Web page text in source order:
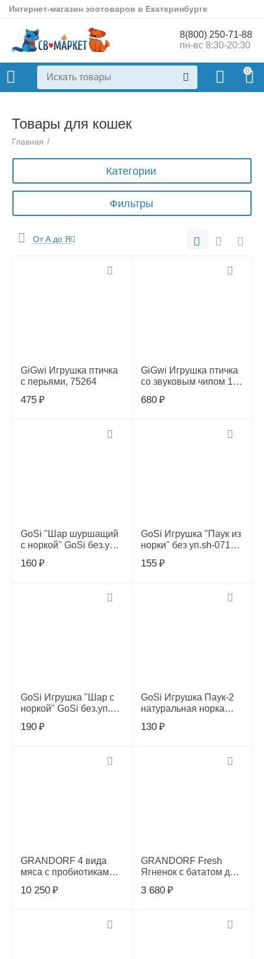
Интернет-магазин зоотоваров в Екатеринбурге
8(800) 250-71-88
пн-вс 8:30-20:30
0
Товары для кошек
Главная /
Категории
Фильтры
От А до Я
GiGwi Игрушка птичка
с перьями, 75264
475 ₽
GiGwi Игрушка птичка
со звуковым чипом 12
680 ₽
GoSi "Шар шуршащий
с норкой" GoSi без.уп.
мятой ), sh-07045,
160 ₽
GoSi Игрушка "Паук из
норки" без уп.sh-07105,
155 ₽
GoSi Игрушка "Шар с
норкой" GoSi без.уп.
07039, 07039
190 ₽
GoSi Игрушка Паук-2
натуральная норка
07316, sh-07316
130 ₽
GRANDORF 4 вида
мяса с пробиотиками
кошек 8 кг, 3311
10 250 ₽
GRANDORF Fresh
Ягненок с бататом для
крупных пород,2 кг,
3 680 ₽